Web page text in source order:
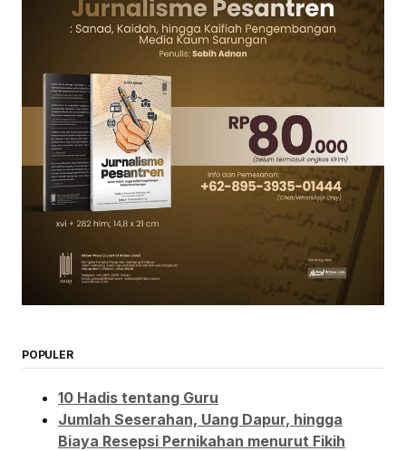
POPULER
10 Hadis tentang Guru
Jumlah Seserahan, Uang Dapur, hingga
Biaya Resepsi Pernikahan menurut Fikih